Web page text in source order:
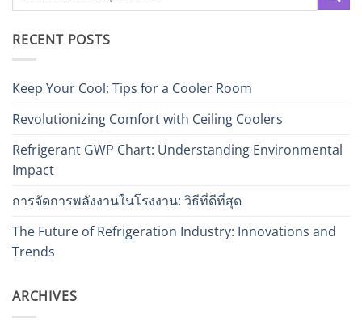
RECENT POSTS
Keep Your Cool: Tips for a Cooler Room
Revolutionizing Comfort with Ceiling Coolers
Refrigerant GWP Chart: Understanding Environmental
Impact
การจัดการพลังงานในโรงงาน: วิธีที่ดีที่สุด
The Future of Refrigeration Industry: Innovations and
Trends
ARCHIVES